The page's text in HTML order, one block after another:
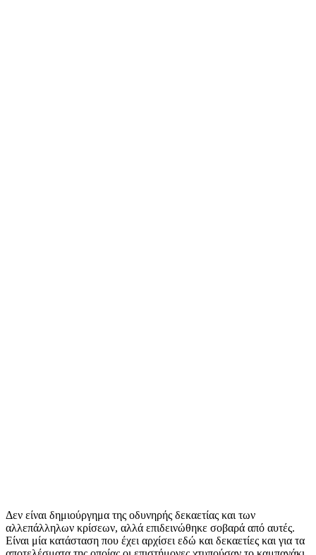
Δεν είναι δημιούργημα της οδυνηρής δεκαετίας και των
αλλεπάλληλων κρίσεων, αλλά επιδεινώθηκε σοβαρά από αυτές.
Είναι μία κατάσταση που έχει αρχίσει εδώ και δεκαετίες και για τα